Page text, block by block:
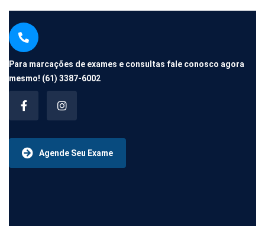
Para marcações de exames e consultas fale conosco agora
mesmo! (61) 3387-6002
Agende Seu Exame